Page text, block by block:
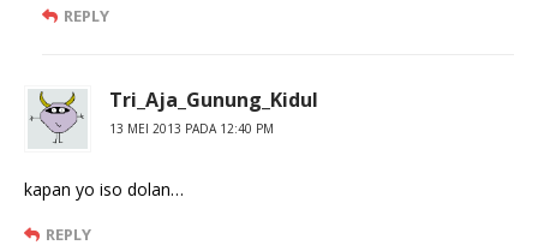
REPLY
Tri_Aja_Gunung_Kidul
13 MEI 2013 PADA 12:40 PM
kapan yo iso dolan…
REPLY